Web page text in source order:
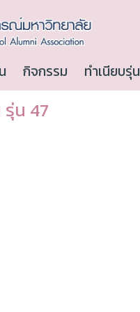
กิจกรรม ทำเนียบรุ่น
น 47